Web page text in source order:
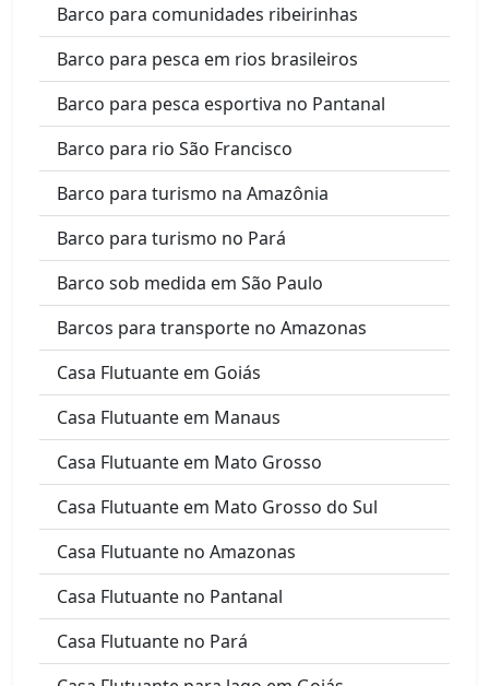
Barco para comunidades ribeirinhas
Barco para pesca em rios brasileiros
Barco para pesca esportiva no Pantanal
Barco para rio São Francisco
Barco para turismo na Amazônia
Barco para turismo no Pará
Barco sob medida em São Paulo
Barcos para transporte no Amazonas
Casa Flutuante em Goiás
Casa Flutuante em Manaus
Casa Flutuante em Mato Grosso
Casa Flutuante em Mato Grosso do Sul
Casa Flutuante no Amazonas
Casa Flutuante no Pantanal
Casa Flutuante no Pará